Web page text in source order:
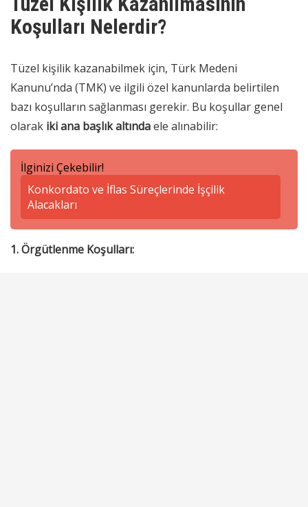
Koşulları Nelerdir?
Tüzel kişilik kazanabilmek için, Türk Medeni
Kanunu’nda (TMK) ve ilgili özel kanunlarda belirtilen
bazı koşulların sağlanması gerekir. Bu koşullar genel
olarak iki ana başlık altındaele alınabilir:
İlginizi Çekebilir!
Konkordato ve İflas Süreçlerinde İşçilik
Alacakları
1. Örgütlenme Koşulları: